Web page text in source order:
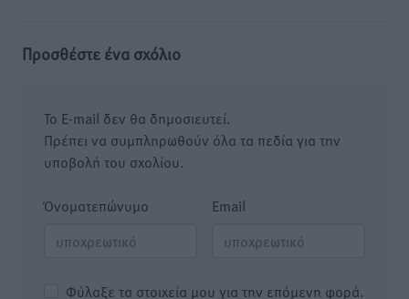
Προσθέστε ένα σχόλιο
Το E-mail δεν θα δημοσιευτεί.
Πρέπει να συμπληρωθούν όλα τα πεδία για την
υποβολή του σχολίου.
Όνοματεπώνυμο Email
Φύλαξε τα στοιχεία μου για την επόμενη φορά.